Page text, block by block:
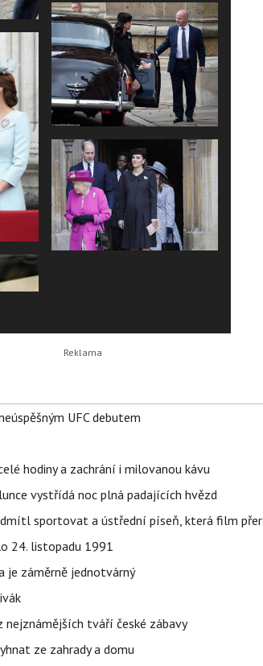
UFC debutem
hodiny a zachrání i milovanou kávu
vystřídá noc plná padajících hvězd
sportovat a ústřední píseň, která film
24. listopadu 1991
je záměrně jednotvárný
nejznámějších tváří české zábavy
ze zahrady a domu